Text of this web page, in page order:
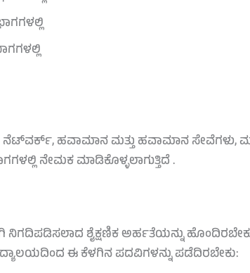
ನೆಟ್‌ವರ್ಕ್, ಹವಾಮಾನ ಮತ್ತು ಹವಾಮಾನ ಸೇವೆಗಳು,
ನೇಮಕ ಮಾಡಿಕೊಳ್ಳಲಾಗುತ್ತಿದೆ .
ನಿಗದಿಪಡಿಸಲಾದ ಶೈಕ್ಷಣಿಕ ಅರ್ಹತೆಯನ್ನು
ಈ ಕೆಳಗಿನ ಪದವಿಗಳನ್ನು ಪಡೆದಿರಬೇಕು: